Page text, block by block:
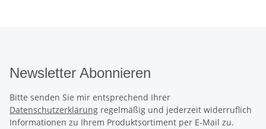
Newsletter Abonnieren
Bitte senden Sie mir entsprechend Ihrer
Datenschutzerklärung regelmäßig und jederzeit widerruflich
Informationen zu Ihrem Produktsortiment per E-Mail zu.